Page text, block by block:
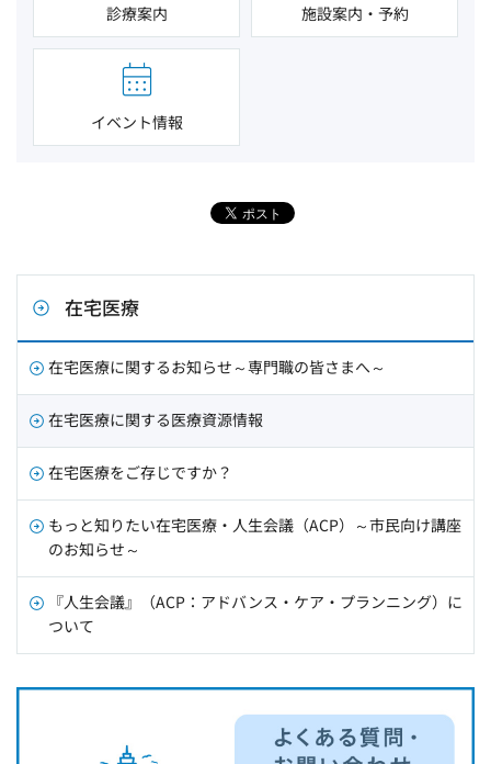
診療案内 施設案内・予約
イベント情報
在宅医療
在宅医療に関するお知らせ～専門職の皆さまへ～
在宅医療に関する医療資源情報
在宅医療をご存じですか？
もっと知りたい在宅医療・人生会議（ACP）～市民向け講座
のお知らせ～
『人生会議』（ACP：アドバンス・ケア・プランニング）に
ついて